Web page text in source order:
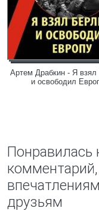
Артем Драбкин - Я взял
и освободил
Понравилась
друзьям